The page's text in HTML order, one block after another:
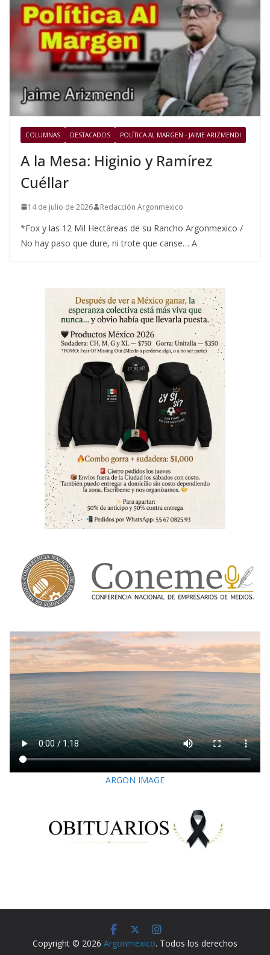
COLUMNAS DESTACADOS POLÍTICA AL MARGEN - JAIME ARIZMENDI
A la Mesa: Higinio y Ramírez
Cuéllar
14 de julio de 2026 Redacción Argonmexico
*Fox y las 12 Mil Hectáreas de su Rancho Argonmexico /
No hay paso que dure, ni trote que canse… A
ARGON IMAGE
Copyright © 2026 Argonmexico. Todos los derechos